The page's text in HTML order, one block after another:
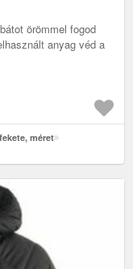
örömmel fogod
anyag véd a
méret